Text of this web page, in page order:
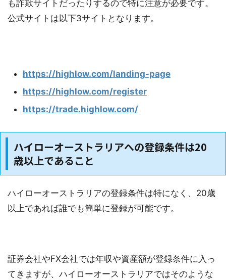
も詐欺サイトだったりするので特に注意が必要です。
公式サイトは以下3サイトとなります。
https://highlow.com/landing-page
https://highlow.com/register
https://trade.highlow.com/
ハイローオーストラリアへの登録条件は20
歳以上であること
ハイローオーストラリアの登録条件は特になく、20歳
以上であれば誰でも簡単に登録が可能です。
証券会社やFX会社では年収や資産額が登録条件に入っ
てきますが、ハイローオーストラリアではそのような